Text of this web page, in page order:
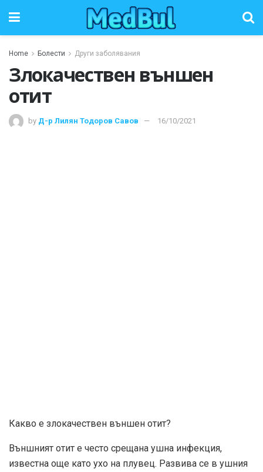
Home Болести Други заболявания
Злокачествен външен
отит
by Д-р Лилян Тодоров Савов 16/10/2021
Какво е злокачествен външен отит?
Външният отит е често срещана ушна инфекция,
известна още като ухо на плувец. Развива се в ушния